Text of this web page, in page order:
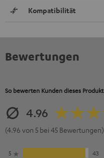
Kompatibilität
Bewertungen
So bewerten Kunden dieses Produkt
4.96
(4.96 von 5 bei 45 Bewertungen)
5
43